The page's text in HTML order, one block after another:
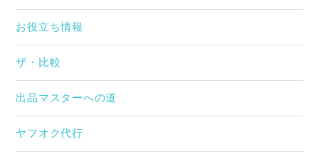
お役立ち情報
ザ・比較
出品マスターへの道
ヤフオク代行